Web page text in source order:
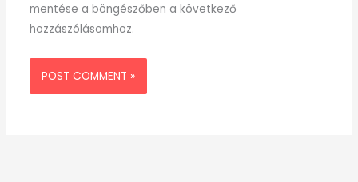
mentése a böngészőben a következő
hozzászólásomhoz.